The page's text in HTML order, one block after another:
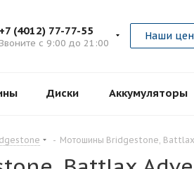
+7 (4012) 77-77-55
Звоните с 9:00 до 21:00
Наши
Диски Аккумуляторы
- Мотошины Bridgestone, Battlax